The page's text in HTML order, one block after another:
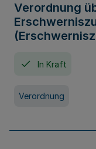
Verordnung
In Kraft
Verordnung